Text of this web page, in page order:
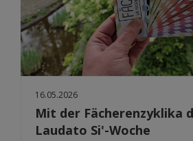
16.05.2026
Mit der Fächerenzyklika
Laudato Si'-Woche